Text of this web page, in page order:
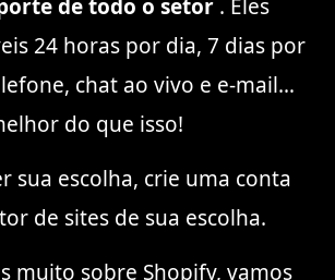
de todo o setor . Eles
24 horas por dia, 7 dias por
chat ao vivo e e-mail…
do que isso!
sua escolha, crie uma conta
de sites de sua escolha.
muito sobre Shopify, vamos